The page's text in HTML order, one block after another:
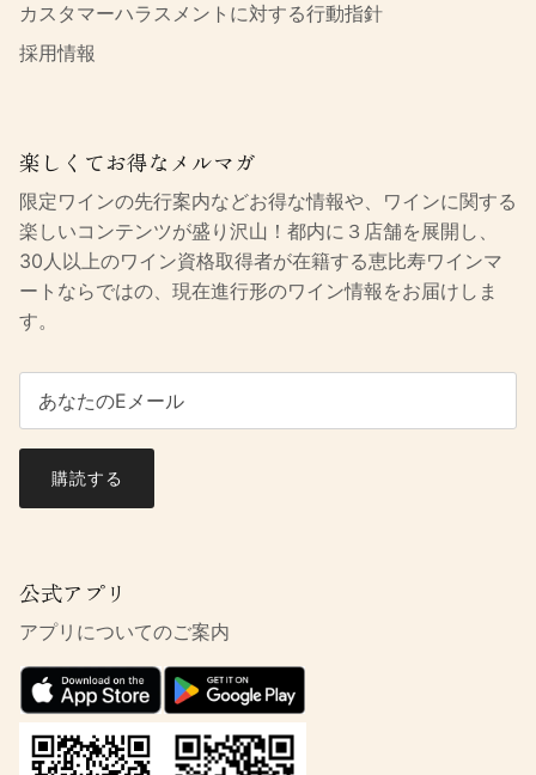
カスタマーハラスメントに対する行動指針
採用情報
楽しくてお得なメルマガ
限定ワインの先行案内などお得な情報や、ワインに関する
楽しいコンテンツが盛り沢山！都内に３店舗を展開し、
30人以上のワイン資格取得者が在籍する恵比寿ワインマ
ートならではの、現在進行形のワイン情報をお届けしま
す。
購読する
公式アプリ
アプリについてのご案内